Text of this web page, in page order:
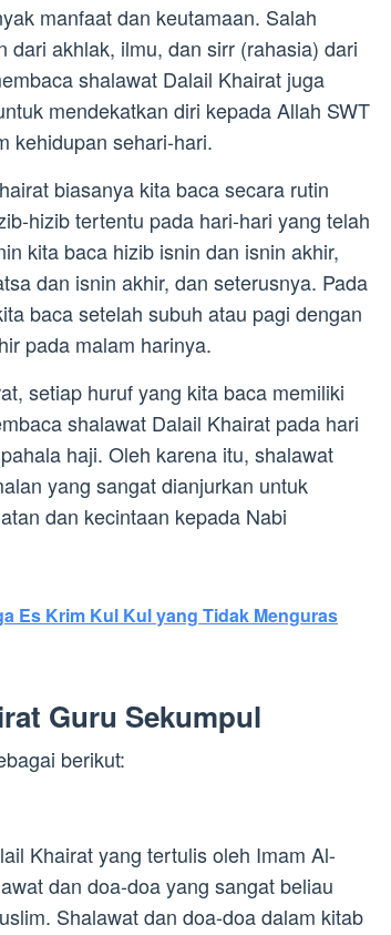
manfaat dan keutamaan. Salah
akhlak, ilmu, dan sirr (rahasia) dari
shalawat Dalail Khairat juga
mendekatkan diri kepada Allah SWT
kehidupan sehari-hari.
biasanya kita baca secara rutin
hizib tertentu pada hari-hari yang telah
kita baca hizib isnin dan isnin akhir,
dan isnin akhir, dan seterusnya. Pada
baca setelah subuh atau pagi dengan
pada malam harinya.
setiap huruf yang kita baca memiliki
shalawat Dalail Khairat pada hari
haji. Oleh karena itu, shalawat
yang sangat dianjurkan untuk
dan kecintaan kepada Nabi
Es Krim Kul Kul yang Tidak Menguras
Guru Sekumpul
berikut:
Khairat yang tertulis oleh Imam Al-
dan doa-doa yang sangat beliau
Shalawat dan doa-doa dalam kitab